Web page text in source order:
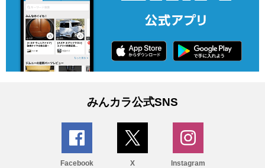
みんカラ公式SNS
Facebook X Instagram